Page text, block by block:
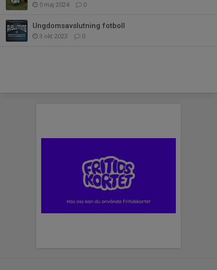
5 maj 2024 0
Ungdomsavslutning fotboll
3 okt 2023 0